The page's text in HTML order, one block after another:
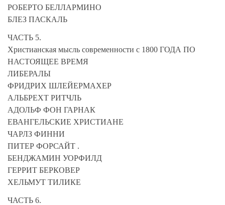
РОБЕРТО БЕЛЛАРМИНО
БЛЕЗ ПАСКАЛЬ
ЧАСТЬ 5.
Христианская мысль современности с 1800 ГОДА ПО
НАСТОЯЩЕЕ ВРЕМЯ
ЛИБЕРАЛЫ
ФРИДРИХ ШЛЕЙЕРМАХЕР
АЛЬБРЕХТ РИТЧЛЬ
АДОЛЬФ ФОН ГАРНАК
ЕВАНГЕЛЬСКИЕ ХРИСТИАНЕ
ЧАРЛЗ ФИННИ
ПИТЕР ФОРСАЙТ .
БЕНДЖАМИН УОРФИЛД
ГЕРРИТ БЕРКОВЕР
ХЕЛЬМУТ ТИЛИКЕ
ЧАСТЬ 6.